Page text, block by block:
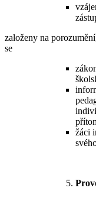
založeny na
se
žáci